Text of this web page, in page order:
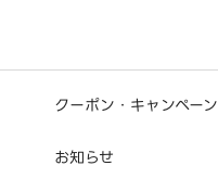
クーポン・キャンペーン
お知らせ